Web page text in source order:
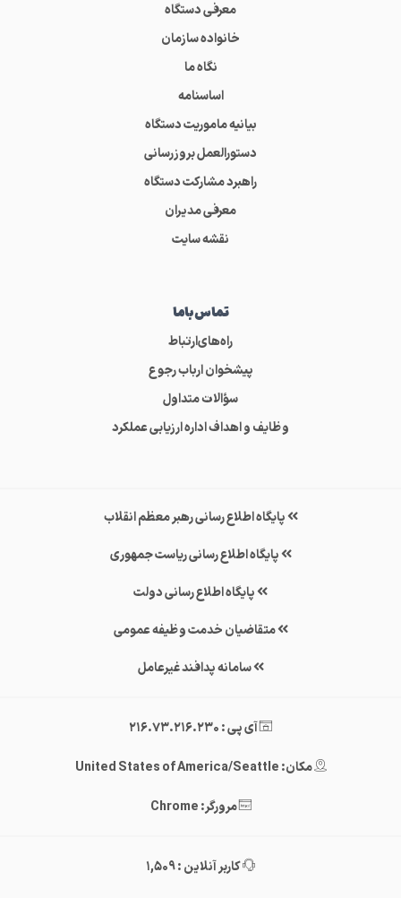
معرفی دستگاه
خانواده سازمان
نگاه ما
اساسنامه
بیانیه ماموریت دستگاه
دستورالعمل بروزرسانی
راهبرد مشارکت دستگاه
معرفی مدیران
نقشه سایت
تماس‌باما
راه‌های‌ارتباط
پیشخوان ارباب رجوع
سؤالات متداول
وظایف و اهداف اداره ارزیابی عملکرد
پایگاه اطلاع رسانی رهبر معظم انقلاب
پایگاه اطلاع رسانی ریاست جمهوری
پایگاه اطلاع رسانی دولت
متقاضیان خدمت وظیفه عمومی
سامانه پدافند غیرعامل
آی پی : 216.73.216.230
مکان: United States of America/Seattle
مرورگر: Chrome
کاربر آنلاین : 1,509